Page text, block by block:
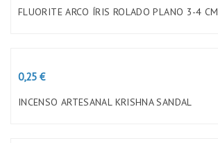
FLUORITE ARCO ÍRIS ROLADO PLANO 3-4 CM
Preço
0,25 €
INCENSO ARTESANAL KRISHNA SANDAL